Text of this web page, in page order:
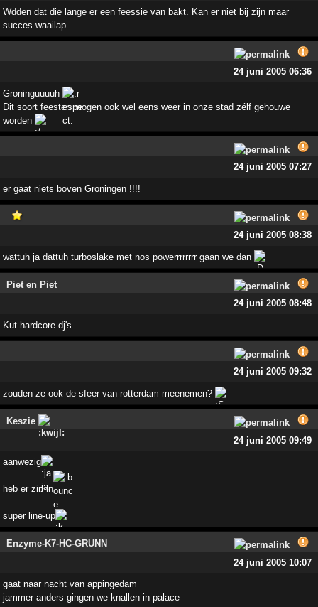
Wdden dat die lange er een feessie van bakt. Kan er niet bij zijn maar
succes waailap.
24 juni 2005 06:36
Groninguuuuh
Dit soort feesten mogen ook wel eens weer in onze stad zélf gehouwe
worden
24 juni 2005 07:27
er gaat niets boven Groningen !!!!
24 juni 2005 08:38
wattuh ja dattuh turboslake met nos powerrrrrrrr gaan we dan
Piet en Piet
24 juni 2005 08:48
Kut hardcore dj's
24 juni 2005 09:32
zouden ze ook de sfeer van rotterdam meenemen?
Keszie
24 juni 2005 09:49
aanwezig
heb er zin in
super line-up
Enzyme-K7-HC-GRUNN
24 juni 2005 10:07
gaat naar nacht van appingedam
jammer anders gingen we knallen in palace